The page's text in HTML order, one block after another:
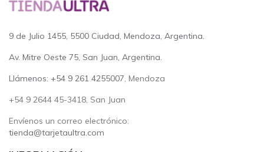
9 de Julio 1455, 5500 Ciudad, Mendoza, Argentina.
Av. Mitre Oeste 75, San Juan, Argentina.
Llámenos: +54 9 261 4255007, Mendoza
+54 9 2644 45-3418, San Juan
Envíenos un correo electrónico:
tienda@tarjetaultra.com